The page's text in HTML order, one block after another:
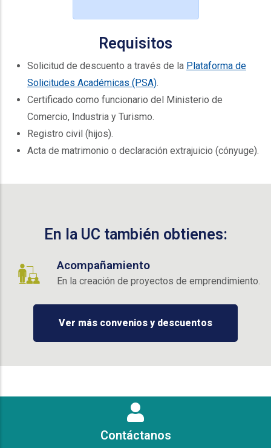
Requisitos
Solicitud de descuento a través de la Plataforma de
Solicitudes Académicas (PSA).
Certificado como funcionario del Ministerio de
Comercio, Industria y Turismo.
Registro civil (hijos).
Acta de matrimonio o declaración extrajuicio (cónyuge).
En la UC también obtienes:
Acompañamiento
En la creación de proyectos de emprendimiento.
Ver más convenios y descuentos
Contáctanos